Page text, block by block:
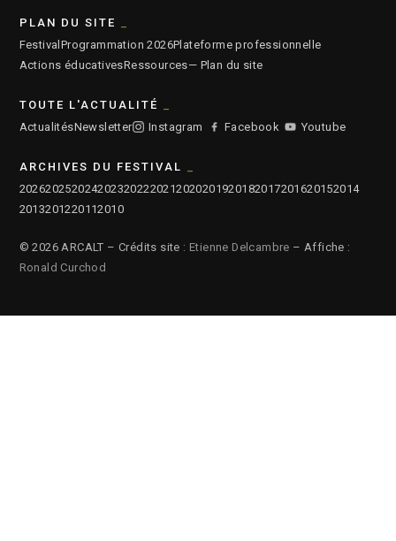
PLAN DU SITE
FestivalProgrammation 2026Plateforme professionnelle
Actions éducativesRessources— Plan du site
TOUTE L'ACTUALITÉ
ActualitésNewsletter Instagram Facebook Youtube
ARCHIVES DU FESTIVAL
2026202520242023202220212020201920182017201620152014
2013201220112010
© 2026 ARCALT – Crédits site : Etienne Delcambre – Affiche :
Ronald Curchod